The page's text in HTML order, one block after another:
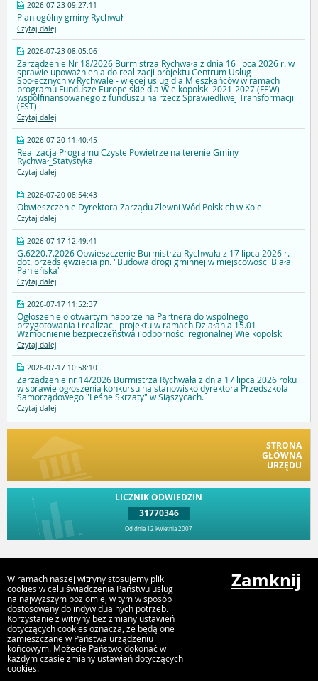
2026-07-23 09:27:11
Plan ogólny gminy Rychwał
Czytaj dalej
2026-07-23 08:05:06
Zarządzenie Nr 18/2026 Burmistrza Rychwała z dnia 16 lipca 2026 r. w
sprawie upoważnienia do realizacji projektu Centrum Usług
Społecznych w Rychwale - więcej uslug dla Mieszkańców w ramach
programu Fundusze Europejskie dla Wielkopolski 2021-2027 (FEW)
współfinansowanego z funduszu na rzecz Sprawiedliwej Transformacji
(FST)
Czytaj dalej
2026-07-20 11:40:45
Realizacja Programu Czyste Powietrze na terenie Gminy
Rychwał_Statystyka
Czytaj dalej
2026-07-20 08:54:43
Obwieszczenie Dyrektora Zarządu Zlewni Wód Polskich w Kole
Czytaj dalej
2026-07-17 12:49:41
G.6220.7.2026 Obwieszczenie Burmistrza Rychwała z 17 lipca 2026 r.
dot. przedsięwzięcia pn. "Budowa drogi gminnej w miejscowości Biała
Panieńska"
Czytaj dalej
2026-07-17 11:52:37
Ogłoszenie o otwartym naborze na Partnera do wspólnego
przygotowania i realizacji projektu w ramach Działania 15.01
Wzmocnienie bezpieczeństwa i odporności regionalnej Wielkopolski
Czytaj dalej
2026-07-17 10:58:10
Zarządzenie nr 14/2026 Burmistrza Rychwała z dnia 17 lipca 2026 roku
w sprawie ogłoszenia konkursu na stanowisko dyrektora Przedszkola
Samorządowego "Leśne Skrzaty" w Siąszycach.
Czytaj dalej
STRONA
GŁÓWNA
URZĘDU
LICZNIK ODWIEDZIN
31770346
Od dnia 12 kwietnia 2007
Urząd Gminy i Miasta Rychwał
Plac Wolności 16, 62-570 Rychwał
W ramach naszej witryny stosujemy pliki
cookies w celu świadczenia Państwu usług
na najwyższym poziomie, w tym w sposób
dostosowany do indywidualnych potrzeb.
Korzystanie z witryny bez zmiany ustawień
dotyczących cookies oznacza, że będą one
zamieszczane w Państwa urządzeniu
końcowym. Możecie Państwo dokonać w
każdym czasie zmiany ustawień dotyczących
cookies.
Zamknij